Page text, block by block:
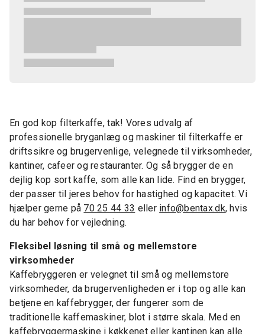
En god kop filterkaffe, tak! Vores udvalg af
professionelle bryganlæg og maskiner til filterkaffe er
driftssikre og brugervenlige, velegnede til virksomheder,
kantiner, cafeer og restauranter. Og så brygger de en
dejlig kop sort kaffe, som alle kan lide. Find en brygger,
der passer til jeres behov for hastighed og kapacitet. Vi
hjælper gerne på 70 25 44 33 eller info@bentax.dk, hvis
du har behov for vejledning.
Fleksibel løsning til små og mellemstore
virksomheder
Kaffebryggeren er velegnet til små og mellemstore
virksomheder, da brugervenligheden er i top og alle kan
betjene en kaffebrygger, der fungerer som de
traditionelle kaffemaskiner, blot i større skala. Med en
kaffebryggermaskine i køkkenet eller kantinen kan alle